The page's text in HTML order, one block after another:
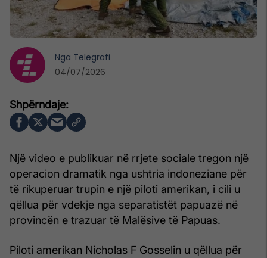
Një video e publikuar në rrjete sociale tregon një
operacion dramatik nga ushtria indoneziane për
të rikuperuar trupin e një piloti amerikan, i cili u
qëllua për vdekje nga separatistët papuazë në
provincën e trazuar të Malësive të Papuas.
Piloti amerikan Nicholas F Gosselin u qëllua për
Nga Telegrafi
04/07/2026